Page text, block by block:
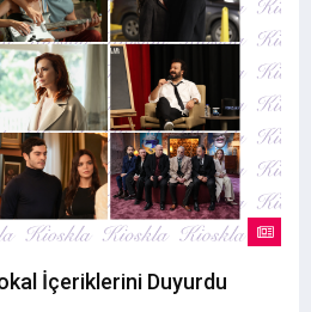
İçeriklerini Duyurdu